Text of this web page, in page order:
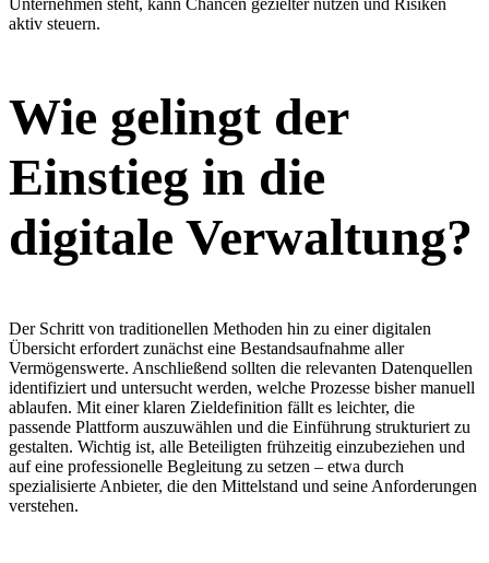
Unternehmen steht, kann Chancen gezielter nutzen und Risiken
aktiv steuern.
Wie gelingt der
Einstieg in die
digitale Verwaltung?
Der Schritt von traditionellen Methoden hin zu einer digitalen
Übersicht erfordert zunächst eine Bestandsaufnahme aller
Vermögenswerte. Anschließend sollten die relevanten Datenquellen
identifiziert und untersucht werden, welche Prozesse bisher manuell
ablaufen. Mit einer klaren Zieldefinition fällt es leichter, die
passende Plattform auszuwählen und die Einführung strukturiert zu
gestalten. Wichtig ist, alle Beteiligten frühzeitig einzubeziehen und
auf eine professionelle Begleitung zu setzen – etwa durch
spezialisierte Anbieter, die den Mittelstand und seine Anforderungen
verstehen.